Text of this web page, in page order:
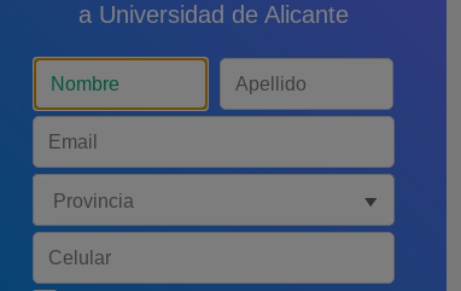
a Universidad de Alicante